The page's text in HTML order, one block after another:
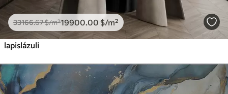
33166.67$/m²19900.00 $/m²
lapislázuli